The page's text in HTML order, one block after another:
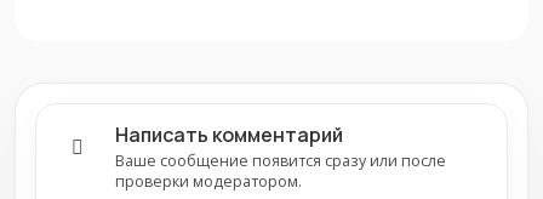
Написать комментарий
Ваше сообщение появится сразу или после
проверки модератором.